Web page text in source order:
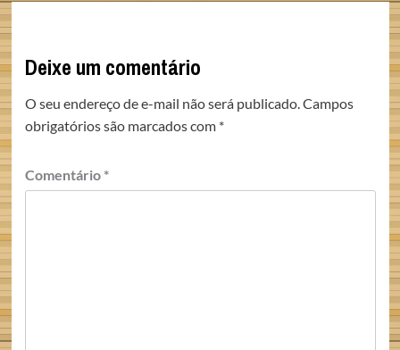
Deixe um comentário
O seu endereço de e-mail não será publicado.Campos
obrigatórios são marcados com *
Comentário *